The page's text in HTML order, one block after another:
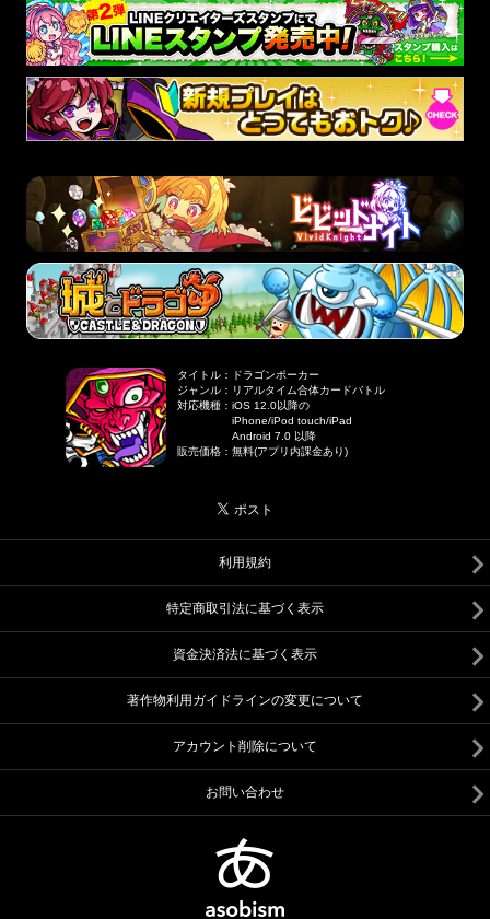
タイトル ：
ドラゴンポーカー
ジャンル ： リアルタイム合体カードバトル
対応機種 ：iOS 12.0以降の
iPhone/iPod touch/iPad
Android 7.0 以降
販売価格 ：無料(アプリ内課金あり)
利用規約
特定商取引法に基づく表示
資金決済法に基づく表示
著作物利用ガイドラインの変更について
アカウント削除について
お問い合わせ